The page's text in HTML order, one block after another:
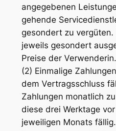
angegebenen
gehende
gesondert zu
jeweils gesondert
Preise der Verwenderin.
(2) Einmalige
dem Vertragsschluss
Zahlungen monatlich
diese drei Werktage
jeweiligen Monats